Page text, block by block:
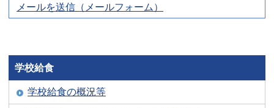
メールを送信（メールフォーム）
学校給食
学校給食の概況等